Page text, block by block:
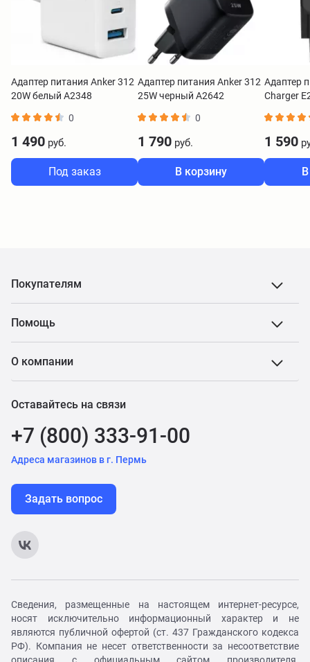
Адаптер питания Anker 312
20W белый A2348
0
1 490 руб.
Под заказ
Адаптер питания Anker 312
25W черный A2642
0
1 790 руб.
В корзину
Адаптер
Charger
1 590
Покупателям
Помощь
О компании
Оставайтесь на связи
+7 (800) 333-91-00
Адреса магазинов в г. Пермь
Задать вопрос
Сведения, размещенные на настоящем интернет-ресурсе,
носят исключительно информационный характер и не
являются публичной офертой (ст. 437 Гражданского кодекса
РФ). Компания не несет ответственности за несоответствие